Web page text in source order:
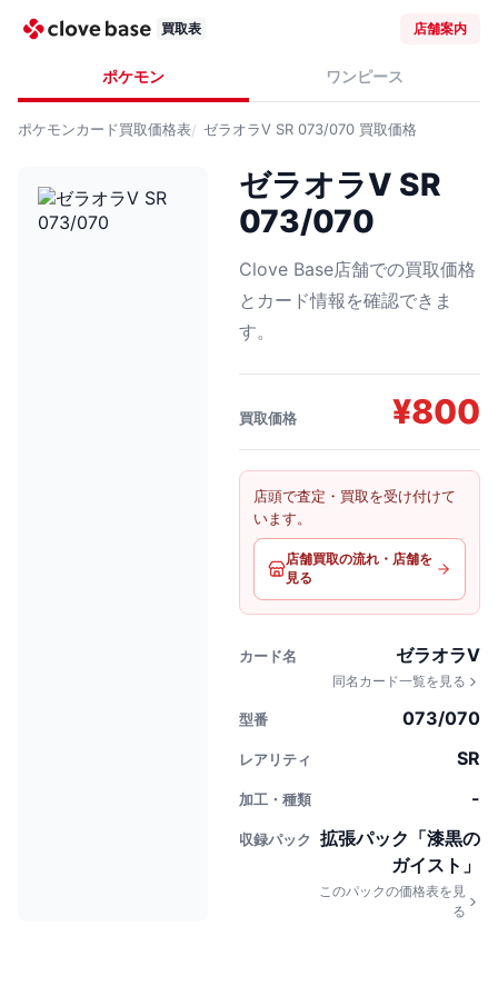
買取表 店舗案内
ポケモン ワンピース
ポケモンカード買取価格表 ゼラオラV SR 073/070 買取価格
ゼラオラV SR
073/070
Clove Base店舗での買取価格
とカード情報を確認できま
す。
買取価格 ¥800
店頭で査定・買取を受け付けて
います。
店舗買取の流れ・店舗を
見る
カード名 ゼラオラV
同名カード一覧を見る
型番 073/070
レアリティ SR
加工・種類 -
収録パック
拡張パック「漆黒の
ガイスト」
このパックの価格表を見
る